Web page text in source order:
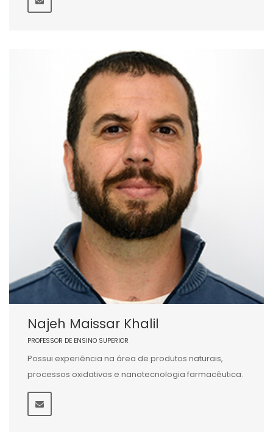
Najeh Maissar Khalil
PROFESSOR DE ENSINO SUPERIOR
Possui experiência na área de produtos naturais,
processos oxidativos e nanotecnologia farmacêutica.